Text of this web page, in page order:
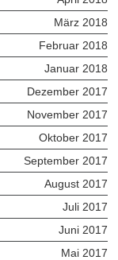
März 2018
Februar 2018
Januar 2018
Dezember 2017
November 2017
Oktober 2017
September 2017
August 2017
Juli 2017
Juni 2017
Mai 2017